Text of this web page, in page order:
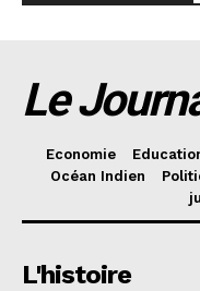
Le
Economie
Océan Indien
L'histoire